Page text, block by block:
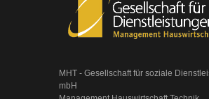
MHT - Gesellschaft für soziale
mbH